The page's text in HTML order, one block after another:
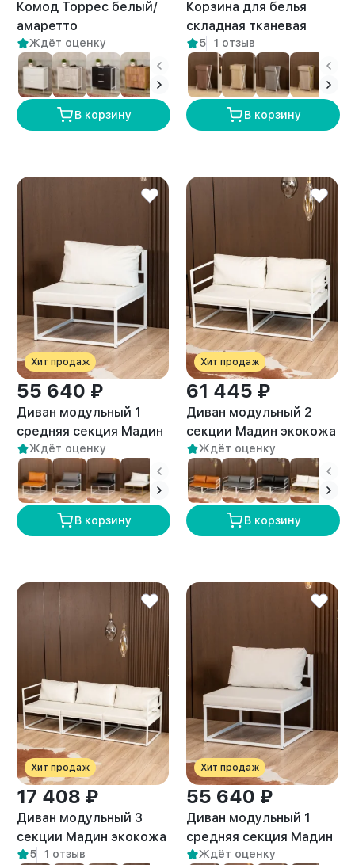
Комод Торрес белый/
амаретто
Ждёт оценку
В корзину
Корзина для белья
складная тканевая
лофт Мура белый/
бежевый
5 1 отзыв
В корзину
Хит продаж
55 640 ₽
Диван модульный 1
средняя секция Мадин
экокожа белый/белый
Ждёт оценку
В корзину
Хит продаж
61 445 ₽
Диван модульный 2
секции Мадин экокожа
белый/белый
Ждёт оценку
В корзину
Хит продаж
17 408 ₽
Диван модульный 3
секции Мадин экокожа
белый/белый
5 1 отзыв
Хит продаж
55 640 ₽
Диван модульный 1
средняя секция Мадин
велюр белый/белый
Ждёт оценку